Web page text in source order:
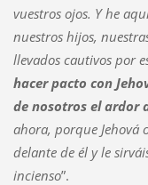
vuestros ojos. Y he
nuestros hijos,
llevados cautivos por
hacer pacto con
de nosotros el ardor
ahora, porque Jehová
delante de él y le
incienso”.